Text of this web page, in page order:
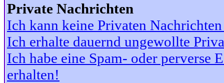
Private Nachrichten
Ich kann keine Privaten
Ich erhalte dauernd ungewollte
Ich habe eine Spam- oder perverse
erhalten!